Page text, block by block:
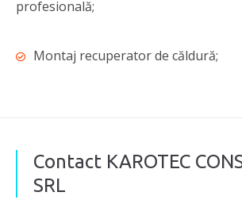
profesională;
Montaj recuperator de căldură;
Contact KAROTEC
SRL